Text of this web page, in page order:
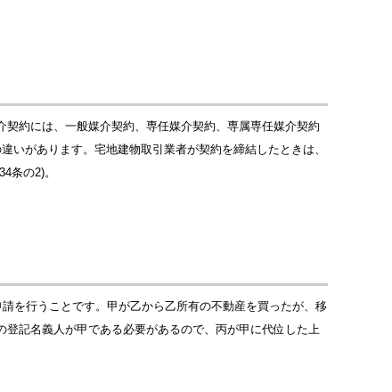
約には、一般媒介契約、専任媒介契約、専属専任媒介契約
があります。宅地建物取引業者が契約を締結したときは、
条の2)。
を行うことです。甲が乙から乙所有の不動産を買ったが、移
記名義人が甲である必要があるので、丙が甲に代位した上